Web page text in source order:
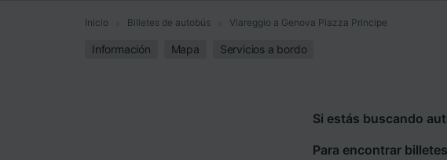
Inicio Billetes de autobús Viareggio a Genova Piazza Principe
Información Mapa Servicios a bordo
Si estás buscando
Para encontrar